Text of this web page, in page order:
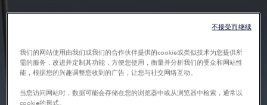
我们的网站使用由我们或我们的合作伙伴提供的cookie或类似技术为您提供所
需的服务，改进并定制其功能，方便您使用，衡量并分析我们的受众和网站性
能，根据您的兴趣调整您收到的广告，让您与社交网络互动。
当您访问网站时，数据可能会存储在您的浏览器中或从浏览器中检索，通常以
不接受而继续